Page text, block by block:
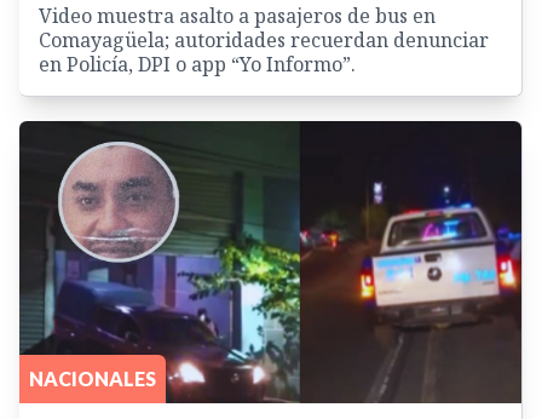
Video muestra asalto a pasajeros de bus en
Comayagüela; autoridades recuerdan denunciar
en Policía, DPI o app “Yo Informo”.
NACIONALES